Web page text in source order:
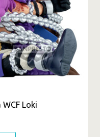
Loki